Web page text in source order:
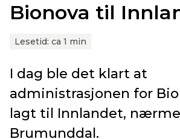
Bionova til
Lesetid: ca 1 min
I dag ble det klart at
administrasjonen for
lagt til Innlandet,
Brumunddal.